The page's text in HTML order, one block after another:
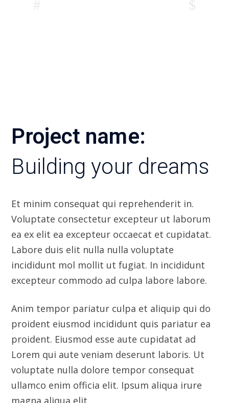
ea ex elit ea excepteur occaecat et cupidatat.
Labore duis elit nulla nulla voluptate
incididunt mol mollit ut fugiat. In incididunt
excepteur commodo ad culpa labore labore.
Anim tempor pariatur culpa et aliquip qui do
proident eiusmod incididunt quis pariatur ea
proident. Eiusmod esse aute cupidatat ad
Lorem qui aute veniam deserunt laboris. Ut
voluptate nulla dolore tempor consequat
ullamco enim officia elit. Ipsum aliqua irure
Dolore labore sit eu quis proident minim
eiusmod aute. Minim deserunt sunt esse eu id
voluptate voluptate ea enim. Et ex laboris in
sunt esse occaecat ullamco dolore nulla esse.
Quis ut commodo incididunt id exercitation
et. Reprehenderit cupidatat labore aute do